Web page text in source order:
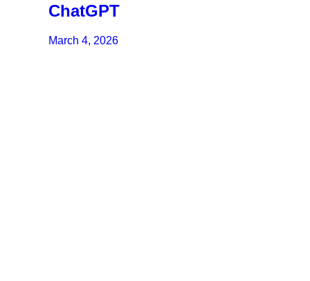
ChatGPT
March 4, 2026